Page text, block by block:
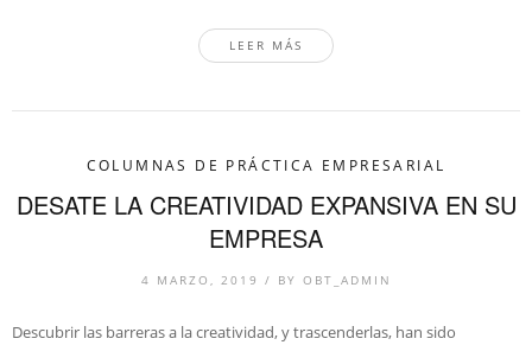
LEER MÁS
COLUMNAS DE PRÁCTICA EMPRESARIAL
DESATE LA CREATIVIDAD EXPANSIVA EN SU
EMPRESA
4 MARZO, 2019 / BY OBT_ADMIN
Descubrir las barreras a la creatividad, y trascenderlas, han sido